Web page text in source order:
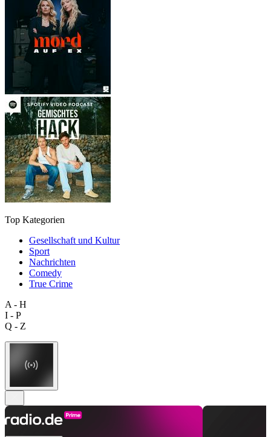
Top Kategorien
Gesellschaft und Kultur
Sport
Nachrichten
Comedy
True Crime
A - H
I - P
Q - Z